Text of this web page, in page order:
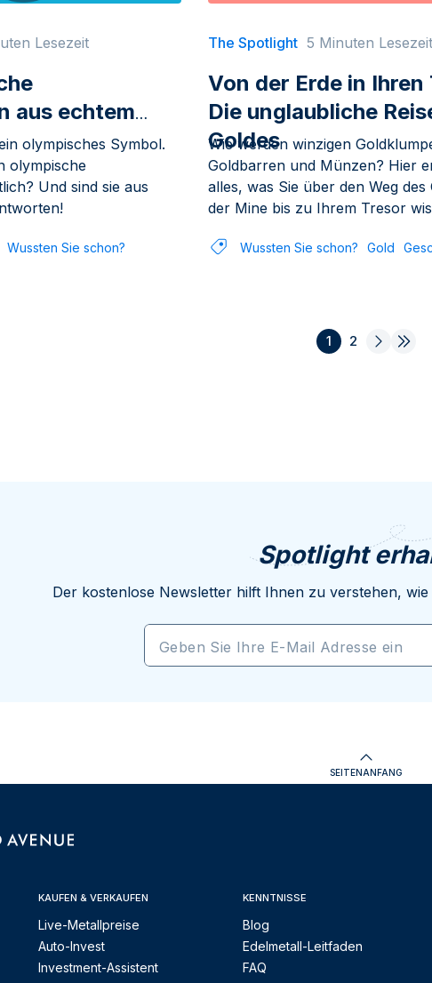
Lesezeit
aus echtem
olympisches Symbol.
olympische
Und sind sie aus
Wussten Sie schon?
The Spotlight 5 Minuten Lesezeit
Von der Erde in Ihren
Die unglaubliche
Goldes
Wie werden winzigen
Goldbarren und Münzen? Hier
alles, was Sie über den Weg des
der Mine bis zu Ihrem Tresor
Wussten Sie schon? Gold
1 2
Spotlight
Der kostenlose Newsletter hilft Ihnen zu verstehen,
Geben Sie Ihre E-Mail Adresse ein
SEITENANFANG
KAUFEN & VERKAUFEN
Live-Metallpreise
Auto-Invest
Investment-Assistent
KENNTNISSE
Blog
Edelmetall-Leitfaden
FAQ